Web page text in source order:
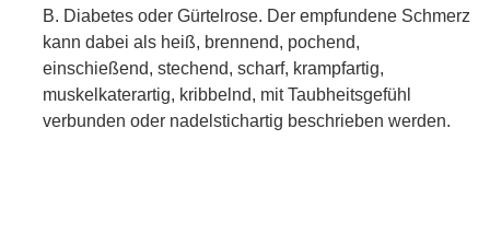
B. Diabetes oder Gürtelrose. Der empfundene Schmerz
kann dabei als heiß, brennend, pochend,
einschießend, stechend, scharf, krampfartig,
muskelkaterartig, kribbelnd, mit Taubheitsgefühl
verbunden oder nadelstichartig beschrieben werden.